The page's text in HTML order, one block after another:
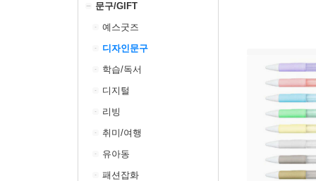
문구/GIFT
예스굿즈
디자인문구
학습/독서
디지털
리빙
취미/여행
유아동
패션잡화